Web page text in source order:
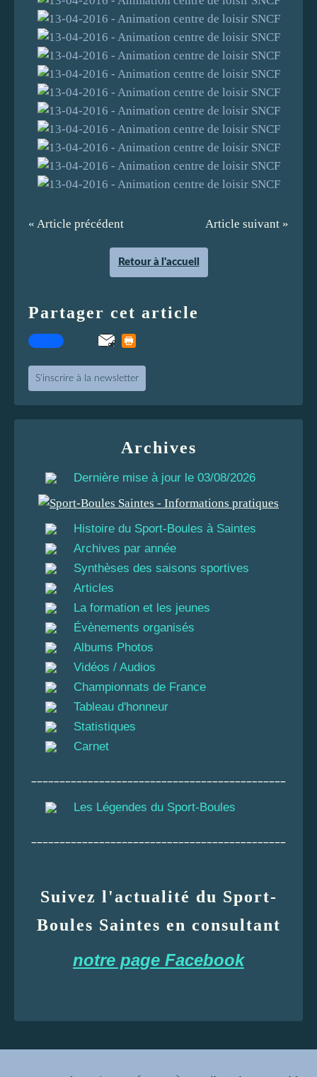
« Article précédent Article suivant »
Retour à l'accueil
Partager cet article
S'inscrire à la newsletter
Archives
Dernière mise à jour le 03/08/2026
Histoire du Sport-Boules à Saintes
Archives par année
Synthèses des saisons sportives
Articles
La formation et les jeunes
Évènements organisés
Albums Photos
Vidéos / Audios
Championnats de France
Tableau d'honneur
Statistiques
Carnet
Les Légendes du Sport-Boules
Suivez l'actualité du Sport-
Boules Saintes en consultant
notre page Facebook